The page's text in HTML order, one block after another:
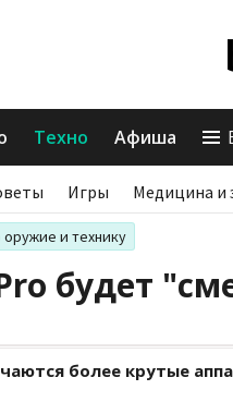
Техно Афиша
Игры Медицина и
и технику
будет
более крутые